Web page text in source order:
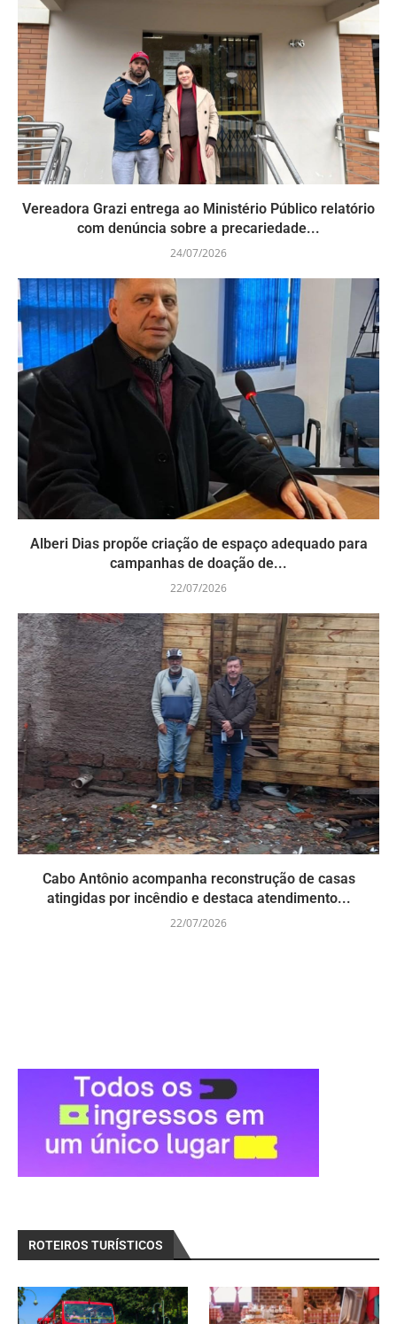
Vereadora Grazi entrega ao Ministério Público relatório
com denúncia sobre a precariedade...
24/07/2026
Alberi Dias propõe criação de espaço adequado para
campanhas de doação de...
22/07/2026
Cabo Antônio acompanha reconstrução de casas
atingidas por incêndio e destaca atendimento...
22/07/2026
ROTEIROS TURÍSTICOS